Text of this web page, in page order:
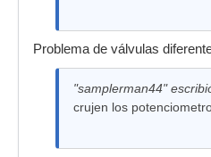
Problema de válvulas
"samplerman44"
crujen los